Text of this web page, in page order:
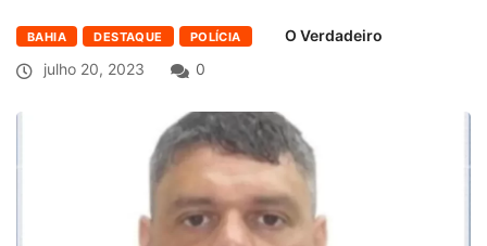
BAHIA DESTAQUE POLÍCIA
O Verdadeiro
julho 20, 2023
0